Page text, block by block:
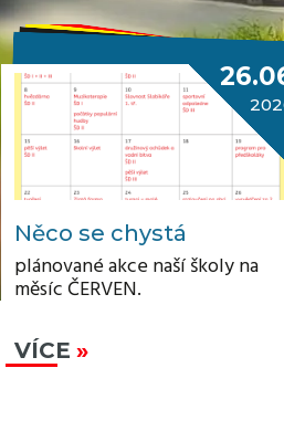
Něco se chystá
plánované akce naší školy na
měsíc ČERVEN.
VÍCE